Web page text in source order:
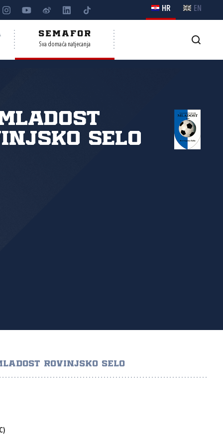
HR EN
SEMAFOR
Sva domaća natjecanja
Selo
ROVINJSKO SELO